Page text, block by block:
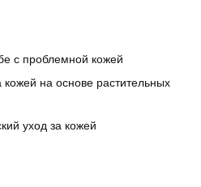
с проблемной кожей
на основе растительных
уход за кожей